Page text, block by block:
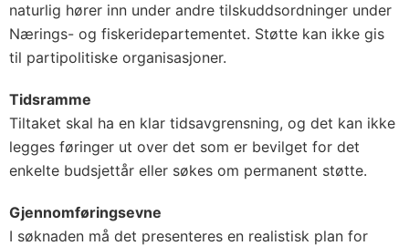
naturlig hører inn under andre tilskuddsordninger under
Nærings- og fiskeridepartementet. Støtte kan ikke gis
til partipolitiske organisasjoner.
Tidsramme
Tiltaket skal ha en klar tidsavgrensning, og det kan ikke
legges føringer ut over det som er bevilget for det
enkelte budsjettår eller søkes om permanent støtte.
Gjennomføringsevne
I søknaden må det presenteres en realistisk plan for